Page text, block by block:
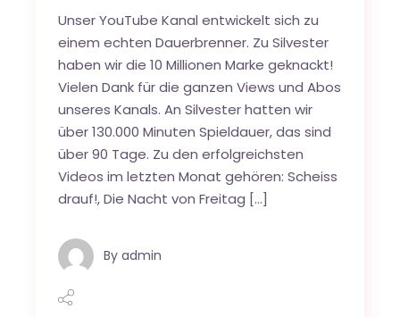
Unser YouTube Kanal entwickelt sich zu
einem echten Dauerbrenner. Zu Silvester
haben wir die 10 Millionen Marke geknackt!
Vielen Dank für die ganzen Views und Abos
unseres Kanals. An Silvester hatten wir
über 130.000 Minuten Spieldauer, das sind
über 90 Tage. Zu den erfolgreichsten
Videos im letzten Monat gehören: Scheiss
drauf!, Die Nacht von Freitag […]
By admin